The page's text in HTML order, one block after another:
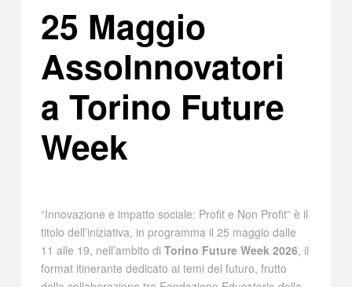
25 Maggio
AssoInnovatori
a Torino Future
Week
“Innovazione e impatto sociale: Profit e Non Profit” è il
titolo dell’iniziativa, in programma il 25 maggio dalle
11 alle 19, nell’ambito di Torino Future Week 2026, il
format itinerante dedicato ai temi del futuro, frutto